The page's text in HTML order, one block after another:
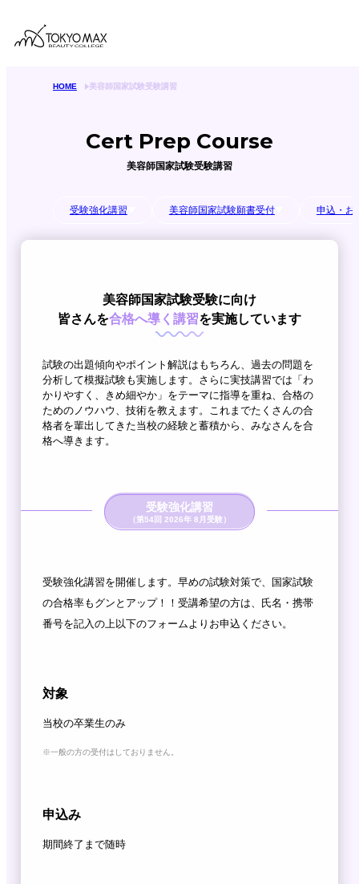
HOME 美容師国家試験受験講習
Cert Prep Course
美容師国家試験受験講習
受験強化講習 美容師国家試験願書受付 申込・お
美容師国家試験受験に向け
皆さんを合格へ導く講習を実施しています
試験の出題傾向やポイント解説はもちろん、過去の問題を
分析して模擬試験も実施します。さらに実技講習では「わ
かりやすく、きめ細やか」をテーマに指導を重ね、合格の
ためのノウハウ、技術を教えます。 これまでたくさんの合
格者を輩出してきた当校の経験と蓄積から、みなさんを合
格へ導きます。
受験強化講習
（第54回 2026年 8月受験）
受験強化講習を開催します。早めの試験対策で、国家試験
の合格率もグンとアップ！！ 受講希望の方は、氏名・携帯
番号を記入の上以下のフォームよりお申込ください。
対象
当校の卒業⽣のみ
※⼀般の⽅の受付はしておりません。
申込み
期間終了まで随時